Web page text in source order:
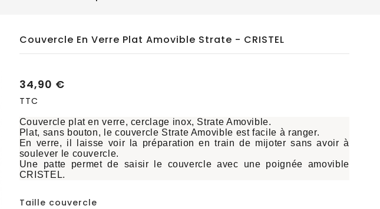
Couvercle En Verre Plat Amovible Strate - CRISTEL
34,90 €
TTC
Couvercle platenverre, cerclage inox, Strate Amovible.
Plat, sans bouton, le couvercle Strate Amovible est facile à ranger.
En verre, il laisse voir la préparation en train de mijoter sans avoir à
soulever le couvercle.
Une patte permet de saisir le couvercle avec une poignée amovible
CRISTEL.
Taille couvercle